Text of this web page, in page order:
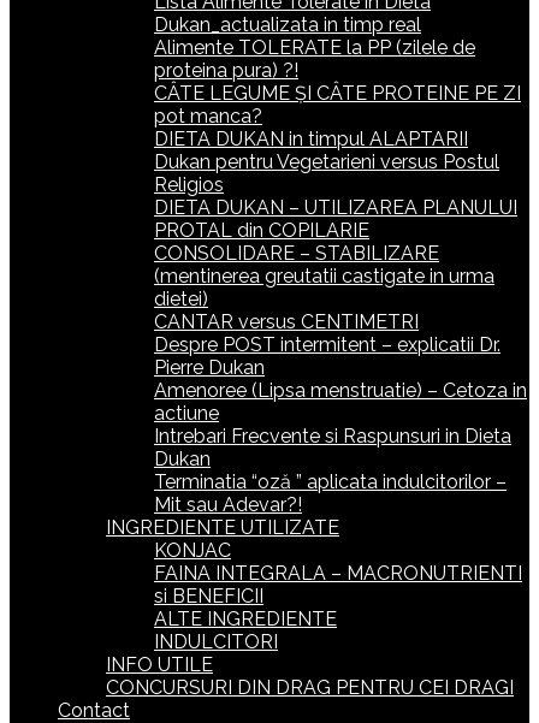
Dukan_actualizata in timp real
Alimente TOLERATE la PP (zilele de
proteina pura) ?!
CÂTE LEGUME ȘI CÂTE PROTEINE PE ZI
pot manca?
DIETA DUKAN in timpul ALAPTARII
Dukan pentru Vegetarieni versus Postul
Religios
DIETA DUKAN – UTILIZAREA PLANULUI
PROTAL din COPILARIE
CONSOLIDARE – STABILIZARE
(mentinerea greutatii castigate in urma
dietei)
CANTAR versus CENTIMETRI
Despre POST intermitent – explicatii Dr.
Pierre Dukan
Amenoree (Lipsa menstruatie) – Cetoza in
actiune
Intrebari Frecvente si Raspunsuri in Dieta
Dukan
Terminatia “oză ” aplicata indulcitorilor –
Mit sau Adevar?!
INGREDIENTE UTILIZATE
KONJAC
FAINA INTEGRALA – MACRONUTRIENTI
si BENEFICII
ALTE INGREDIENTE
INDULCITORI
INFO UTILE
CONCURSURI DIN DRAG PENTRU CEI DRAGI
Contact